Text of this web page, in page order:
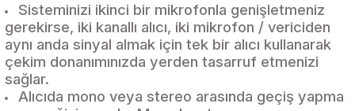
Sisteminizi ikinci bir mikrofonla genişletmeniz
gerekirse, iki kanallı alıcı, iki mikrofon / vericiden
aynı anda sinyal almak için tek bir alıcı kullanarak
çekim donanımınızda yerden tasarruf etmenizi
sağlar.
Alıcıda mono veya stereo arasında geçiş yapma